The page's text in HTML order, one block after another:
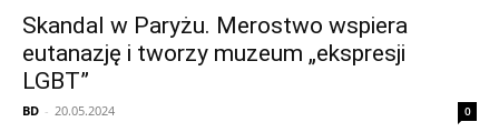
Skandal w Paryżu. Merostwo wspiera
eutanazję i tworzy muzeum „ekspresji
LGBT”
BD - 20.05.2024 0